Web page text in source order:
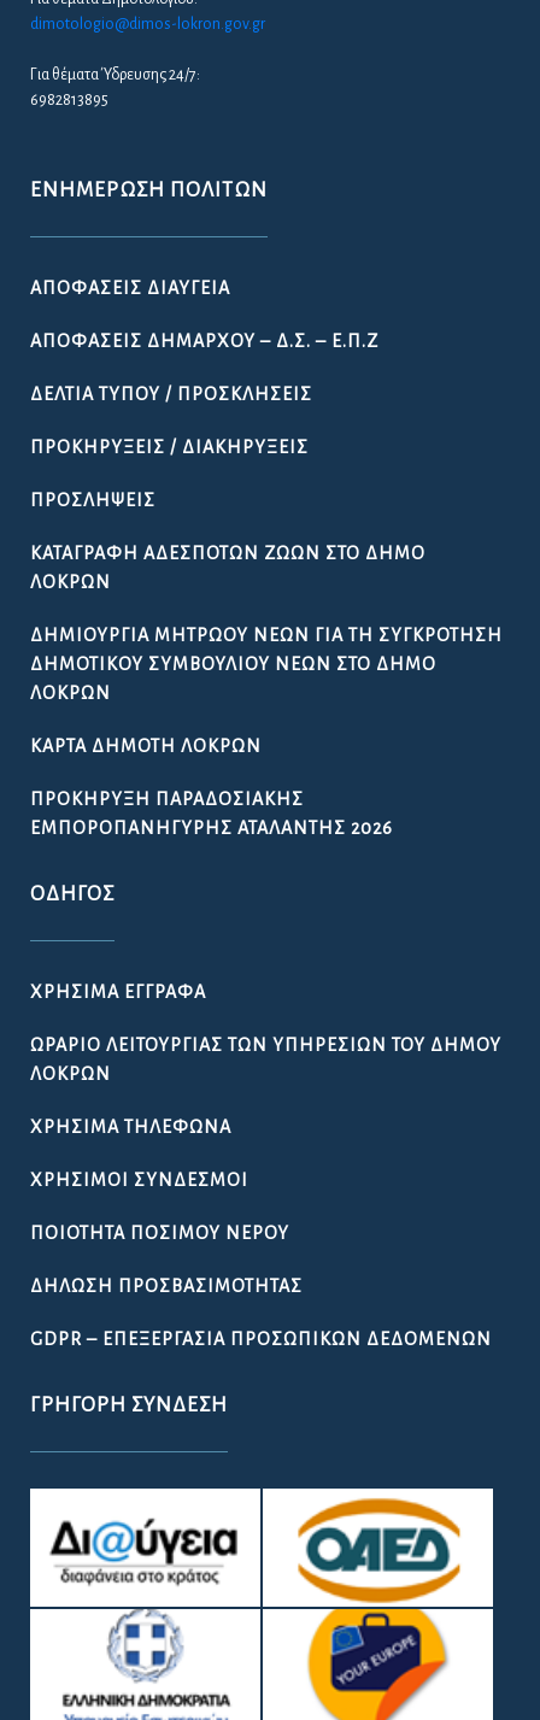
dimotologio@dimos-lokron.gov.gr
Για θέματα Ύδρευσης 24/7:
6982813895
ΕΝΗΜΈΡΩΣΗ ΠΟΛΙΤΏΝ
ΑΠΟΦΆΣΕΙΣ ΔΙΑΎΓΕΙΑ
ΑΠΟΦΆΣΕΙΣ ΔΗΜΆΡΧΟΥ – Δ.Σ. – Ε.Π.Ζ
ΔΕΛΤΊΑ ΤΎΠΟΥ / ΠΡΟΣΚΛΉΣΕΙΣ
ΠΡΟΚΗΡΎΞΕΙΣ / ΔΙΑΚΗΡΎΞΕΙΣ
ΠΡΟΣΛΉΨΕΙΣ
ΚΑΤΑΓΡΑΦΉ ΑΔΈΣΠΟΤΩΝ ΖΏΩΝ ΣΤΟ ΔΉΜΟ
ΛΟΚΡΏΝ
ΔΗΜΙΟΥΡΓΊΑ ΜΗΤΡΏΟΥ ΝΈΩΝ ΓΙΑ ΤΗ ΣΥΓΚΡΌΤΗΣΗ
ΔΗΜΟΤΙΚΟΎ ΣΥΜΒΟΥΛΊΟΥ ΝΈΩΝ ΣΤΟ ΔΉΜΟ
ΛΟΚΡΏΝ
ΚΆΡΤΑ ΔΗΜΌΤΗ ΛΟΚΡΏΝ
ΠΡΟΚΉΡΥΞΗ ΠΑΡΑΔΟΣΙΑΚΉΣ
ΕΜΠΟΡΟΠΑΝΉΓΥΡΗΣ ΑΤΑΛΆΝΤΗΣ 2026
ΟΔΗΓΌΣ
ΧΡΉΣΙΜΑ ΈΓΓΡΑΦΑ
ΩΡΆΡΙΟ ΛΕΙΤΟΥΡΓΊΑΣ ΤΩΝ ΥΠΗΡΕΣΙΏΝ ΤΟΥ ΔΉΜΟΥ
ΛΟΚΡΏΝ
ΧΡΉΣΙΜΑ ΤΗΛΈΦΩΝΑ
ΧΡΉΣΙΜΟΙ ΣΎΝΔΕΣΜΟΙ
ΠΟΙΌΤΗΤΑ ΠΌΣΙΜΟΥ ΝΕΡΟΎ
ΔΉΛΩΣΗ ΠΡΟΣΒΑΣΙΜΌΤΗΤΑΣ
GDPR – ΕΠΕΞΕΡΓΑΣΙΑ ΠΡΟΣΩΠΙΚΩΝ ΔΕΔΟΜΕΝΩΝ
ΓΡΉΓΟΡΗ ΣΎΝΔΕΣΗ